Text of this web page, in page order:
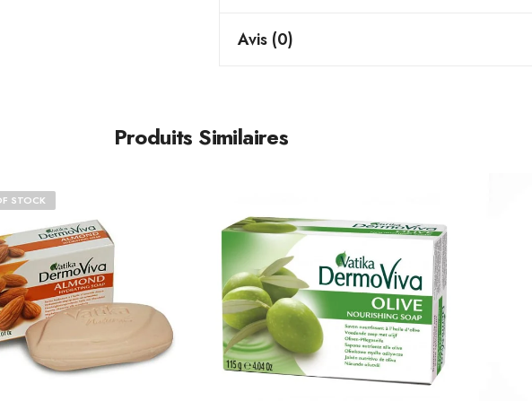
Avis (0)
Produits Similaires
STOCK